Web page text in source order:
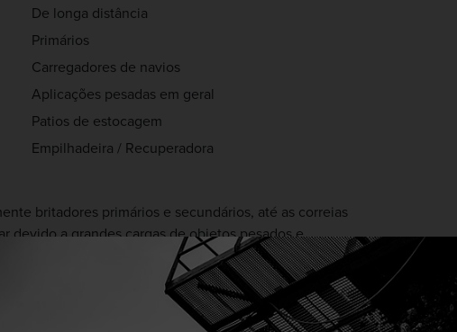
De longa distância
Primários
Carregadores de navios
Aplicações pesadas em geral
Patios de estocagem
Empilhadeira / Recuperadora
britadores primários e secundários, até as correias
devido a grandes cargas de objetos pesados e
alturas ou ficar presos. Em casos extremos, as
em questão de semanas ou meses. A solução da
que tem resistência ao rasgo longitudinal cinco vezes
equivalente, devido ao seu design exclusivo do